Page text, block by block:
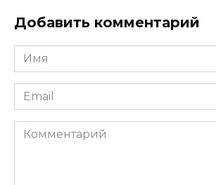
Добавить комментарий
Имя
*
Email
*
Комментарий